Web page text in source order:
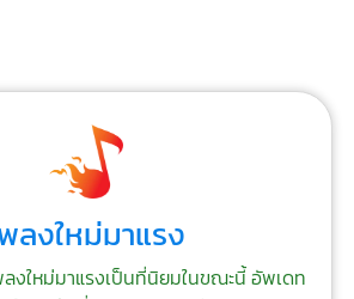
ลงใหม่มาแรง
งใหม่มาแรงเป็นที่นิยมในขณะนี้ อัพเดท